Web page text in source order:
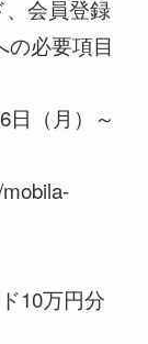
会員登録
の必要項目
日（月）～
10万円分